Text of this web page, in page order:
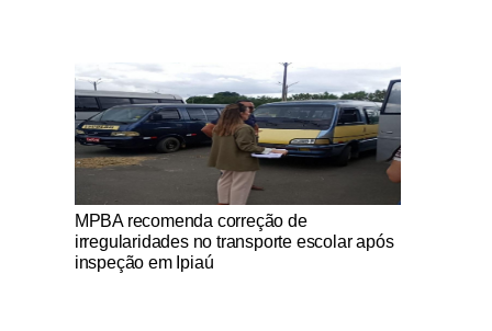
Notícias Católicas
MPBA recomenda correção de
irregularidades no transporte escolar após
inspeção em Ipiaú